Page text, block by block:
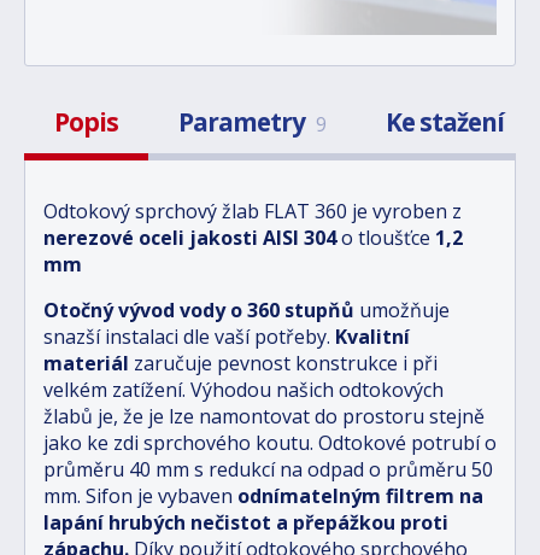
Popis Parametry 9 Ke stažení
Odtokový sprchový žlab FLAT 360 je vyroben z
nerezové oceli jakosti AISI 304o tloušťce 1,2
mm
Otočný vývod vody o 360 stupňů umožňuje
snazší instalaci dle vaší potřeby. Kvalitní
materiál zaručuje pevnost konstrukce i při
velkém zatížení. Výhodou našich odtokových
žlabů je, že je lze namontovat do prostoru stejně
jako ke zdi sprchového koutu. Odtokové potrubí o
průměru 40 mm s redukcí na odpad o průměru 50
mm. Sifon je vybaven odnímatelným filtrem na
lapání hrubých nečistot a přepážkou proti
zápachu. Díky použití odtokového sprchového